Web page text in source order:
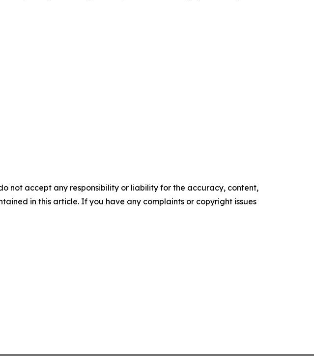
not accept any responsibility or liability for the accuracy, content,
in this article. If you have any complaints or copyright issues